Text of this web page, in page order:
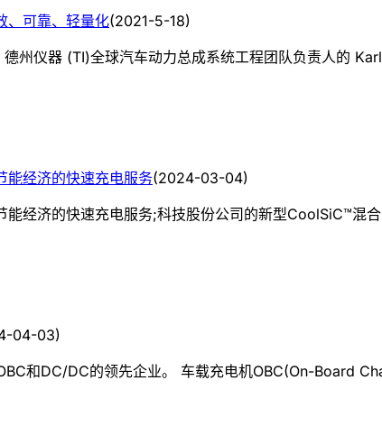
、可靠、轻量化(2021-5-18)
州仪器 (TI)全球汽车动力总成系统工程团队负责人的
能经济的快速充电服务(2024-03-04)
能经济的快速充电服务;科技股份公司的新型CoolSiC™混
04-03)
和DC/DC的领先企业。 车载充电机OBC(On-Board